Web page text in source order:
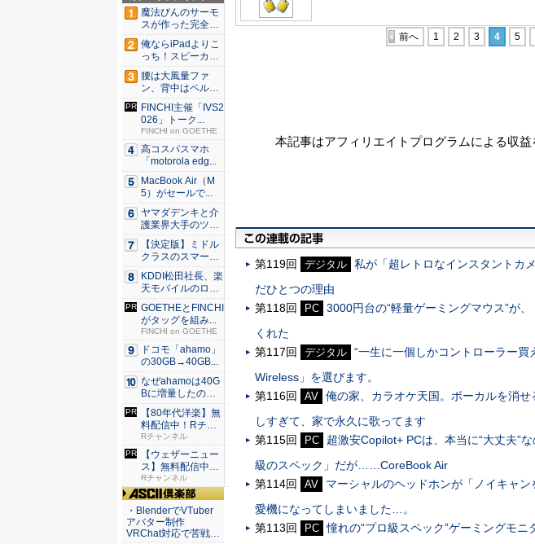
前へ 1 2 3 4 5
本記事はアフィリエイトプログラムによる収
第119回 デジタル 私が「超レトロなインスタントカ
だひとつの理由
第118回
PC 3000円台の“軽量ゲーミングマウス”が
くれた
第117回
デジタル “一生に一個しかコントローラー
Wireless」を選びます。
第116回
AV 俺の家、カラオケ天国。ボーカルを消
しすぎて、家で永久に歌ってます
第115回
PC
超激安Copilot+ PCは、本当に“大丈夫”
級のスペック」だが……CoreBook Air
第114回
AV
マーシャルのヘッドホンが「ノイキャ
愛機になってしまいました…。
第113回
PC 憧れの“プロ級スペック”ゲーミングモ
Office 2021 - Win11
搭載
魔法びんのサーモ
スが作った完全遮
光100...
俺ならiPadよりこ
っち！スピーカー
9個...
腰は大風量ファ
ン、背中はペルチ
ェ冷却。ダ...
FINCHI主催「IVS2
026」トーク...
FINCHI on GOETHE
高コスパスマホ
「motorola edg...
MacBook Air（M
5）がセールで...
ヤマダデンキと介
護業界大手のツク
イが協業...
【決定版】ミドル
クラスのスマート
フォンの...
KDDI松田社長、楽
天モバイルのロー
ミン...
GOETHEとFINCHI
がタッグを組み...
FINCHI on GOETHE
ドコモ「ahamo」
の30GB→40GB...
なぜahamoは40G
Bに増量したの
か ...
【80年代洋楽】無
料配信中！Rチャ
ンネル...
Rチャンネル
【ウェザーニュー
ス】無料配信中！
Rチャン...
Rチャンネル
ASCII倶楽部
・BlenderでVTuber
アバター制作
VRChat対応で苦戦…